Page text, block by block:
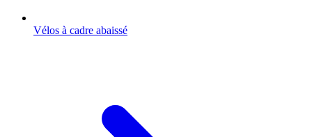
Vélos à cadre abaissé